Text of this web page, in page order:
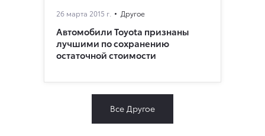
26 марта 2015 г. Другое
Автомобили Toyota признаны
лучшими по сохранению
остаточной стоимости
Все Другое